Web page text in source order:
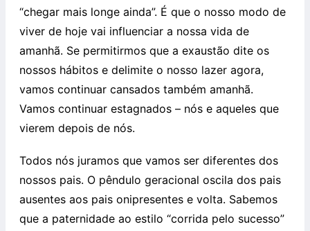
“chegar mais longe ainda”. É que o nosso modo de
viver de hoje vai influenciar a nossa vida de
amanhã. Se permitirmos que a exaustão dite os
nossos hábitos e delimite o nosso lazer agora,
vamos continuar cansados também amanhã.
Vamos continuar estagnados – nós e aqueles que
vierem depois de nós.
Todos nós juramos que vamos ser diferentes dos
nossos pais. O pêndulo geracional oscila dos pais
ausentes aos pais onipresentes e volta. Sabemos
que a paternidade ao estilo “corrida pelo sucesso”